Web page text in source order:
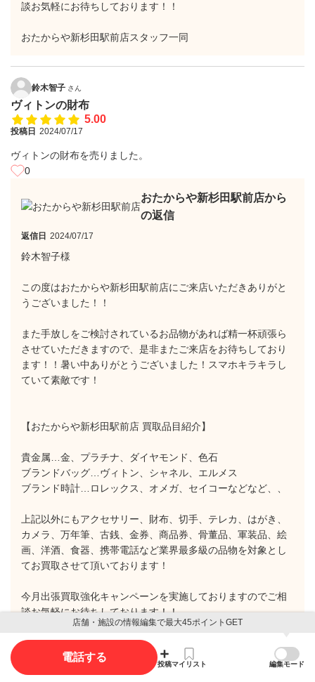
談お気軽にお待ちしております！！
おたからや新杉田駅前店スタッフ一同
鈴木智子 さん
ヴィトンの財布
5.00
投稿日 2024/07/17
ヴィトンの財布を売りました。
0
おたからや新杉田駅前店から
の返信
返信日 2024/07/17
鈴木智子様
この度はおたからや新杉田駅前店にご来店いただきありがと
うございました！！
また手放しをご検討されているお品物があれば精一杯頑張ら
させていただきますので、是非またご来店をお待ちしており
ます！！暑い中ありがとうございました！スマホキラキラし
ていて素敵です！
【おたからや新杉田駅前店 買取品目紹介】
貴金属…金、プラチナ、ダイヤモンド、色石
ブランドバッグ…ヴィトン、シャネル、エルメス
ブランド時計…ロレックス、オメガ、セイコーなどなど、、
上記以外にもアクセサリー、財布、切手、テレカ、はがき、
カメラ、万年筆、古銭、金券、商品券、骨董品、軍装品、絵
画、洋酒、食器、携帯電話など業界最多級の品物を対象とし
てお買取させて頂いております！
今月出張買取強化キャンペーンを実施しておりますのでご相
談お気軽にお待ちしております！！
おたからや新杉田駅前店スタッフ一同
店舗・施設の情報編集で最大45ポイントGET
電話する
投稿マイリスト 編集モード